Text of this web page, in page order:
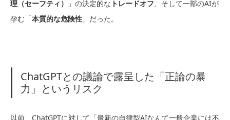
理（セーフティ）
」の決定的な トレードオフ、そして一部のAIが
孕む「本質的な危険性 」だった。
ChatGPTとの議論で露呈した「正論の暴
力」というリスク
以前、ChatGPTに対して「最新の自律型AIなんて一般企業には不